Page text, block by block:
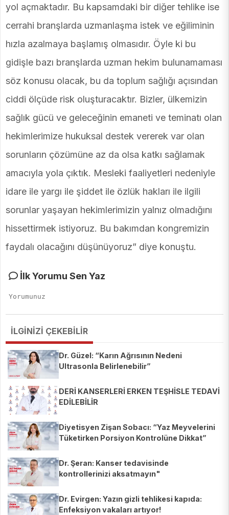
yol açmaktadır. Bu kapsamdaki bir diğer tehlike ise
cerrahi branşlarda uzmanlaşma istek ve eğiliminin
hızla azalmaya başlamış olmasıdır. Öyle ki bu
gidişle bazı branşlarda uzman hekim bulunamaması
söz konusu olacak, bu da toplum sağlığı açısından
ciddi ölçüde risk oluşturacaktır. Bizler, ülkemizin
sağlık gücü ve geleceğinin emaneti ve teminatı olan
hekimlerimize hukuksal destek vererek var olan
sorunların çözümüne az da olsa katkı sağlamak
amacıyla yola çıktık. Mesleki faaliyetleri nedeniyle
idare ile yargı ile şiddet ile özlük hakları ile ilgili
sorunlar yaşayan hekimlerimizin yalnız olmadığını
hissettirmek istiyoruz. Bu bakımdan kongremizin
faydalı olacağını düşünüyoruz” diye konuştu.
İlk Yorumu Sen Yaz
İLGİNİZİ ÇEKEBİLİR
Dr. Güzel: “Karın Ağrısının Nedeni
Ultrasonla Belirlenebilir”
DERİ KANSERLERİ ERKEN TEŞHİSLE TEDAVİ
EDİLEBİLİR
Diyetisyen Zişan Sobacı: “Yaz Meyvelerini
Tüketirken Porsiyon Kontrolüne Dikkat”
Dr. Şeran: Kanser tedavisinde
kontrollerinizi aksatmayın"
Dr. Evirgen: Yazın gizli tehlikesi kapıda:
Enfeksiyon vakaları artıyor!